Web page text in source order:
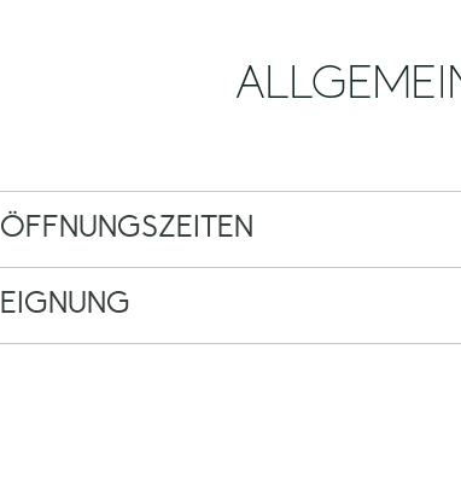
ÖFFNUNGSZEITEN
EIGNUNG